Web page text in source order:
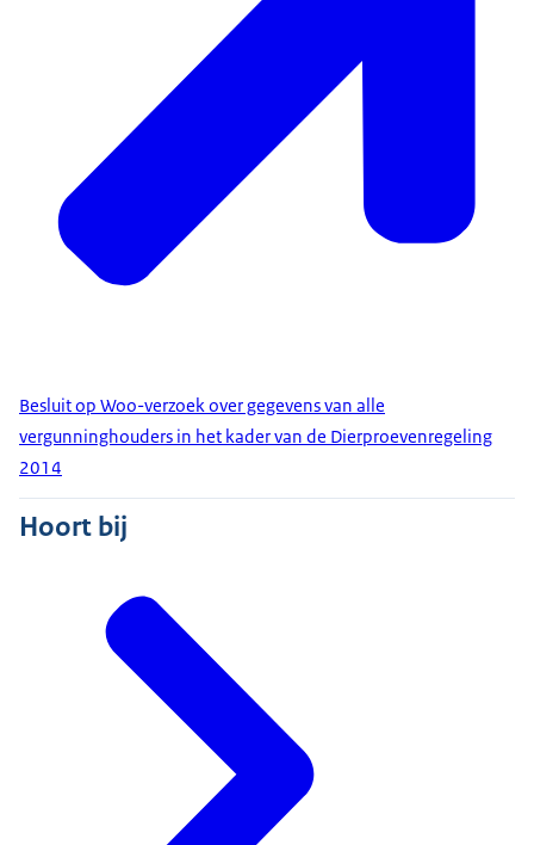
Besluit op Woo-verzoek over gegevens van alle
vergunninghouders in het kader van de Dierproevenregeling
2014
Hoort bij